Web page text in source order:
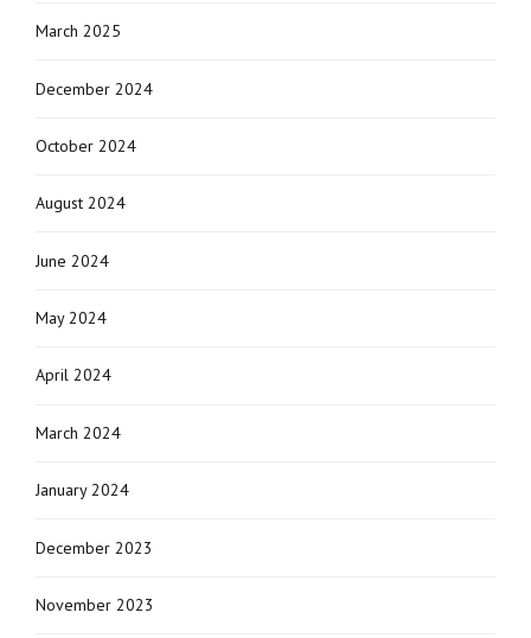
March 2025
December 2024
October 2024
August 2024
June 2024
May 2024
April 2024
March 2024
January 2024
December 2023
November 2023